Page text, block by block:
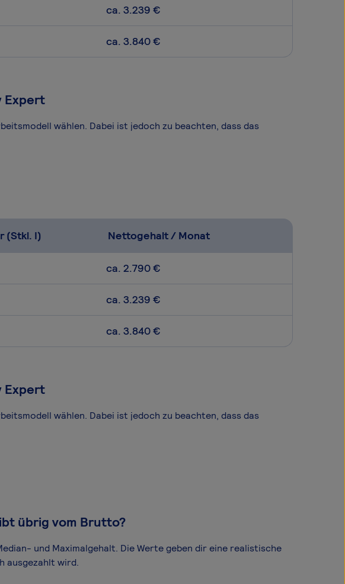
ca. 3.239 €
ca. 3.840 €
Expert
wählen. Dabei ist jedoch zu beachten, dass das
(Stkl. I) Nettogehalt / Monat
ca. 2.790 €
ca. 3.239 €
ca. 3.840 €
Expert
wählen. Dabei ist jedoch zu beachten, dass das
übrig vom Brutto?
und Maximal­gehalt. Die Werte geben dir eine realistische
ausgezahlt wird.